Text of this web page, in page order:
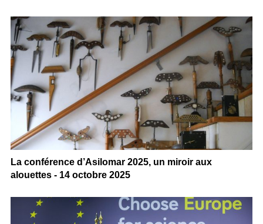
La conférence d’Asilomar 2025, un miroir aux
alouettes - 14 octobre 2025